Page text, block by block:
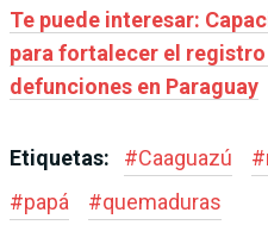
Te puede interesar:
para fortalecer el
defunciones en Paraguay
Etiquetas: #Caaguazú #
#papá #quemaduras